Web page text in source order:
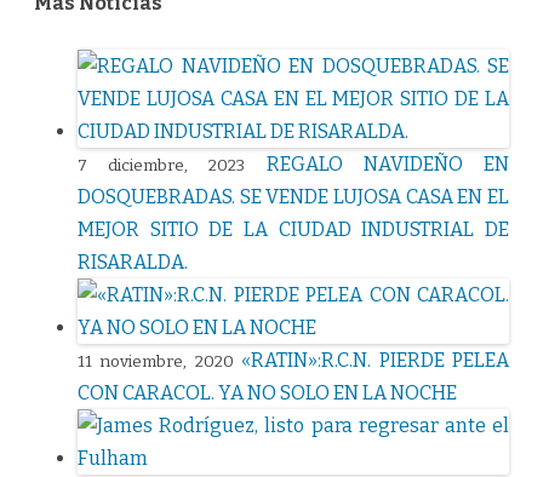
7 diciembre, 2023
REGALO NAVIDEÑO EN
DOSQUEBRADAS. SE VENDE LUJOSA CASA EN EL
MEJOR SITIO DE LA CIUDAD INDUSTRIAL DE
RISARALDA.
11 noviembre, 2020 «RATIN»:R.C.N. PIERDE PELEA
CON CARACOL. YA NO SOLO EN LA NOCHE